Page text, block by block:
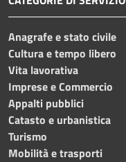
Anagrafe e stato civile
Cultura e tempo libero
Vita lavorativa
Imprese e Commercio
Appalti pubblici
Catasto e urbanistica
Turismo
Mobilità e trasporti